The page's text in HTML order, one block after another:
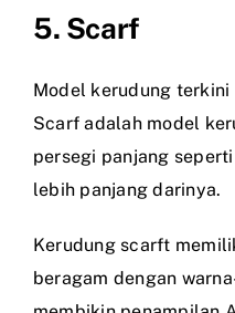
5. Scarf
Model kerudung
Scarf adalah model
persegi panjang
lebih panjang darinya.
Kerudung scarft
beragam dengan